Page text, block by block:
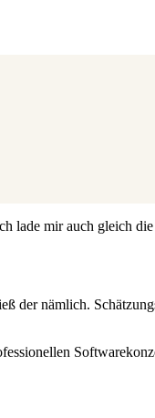
lade mir auch gleich
der nämlich.